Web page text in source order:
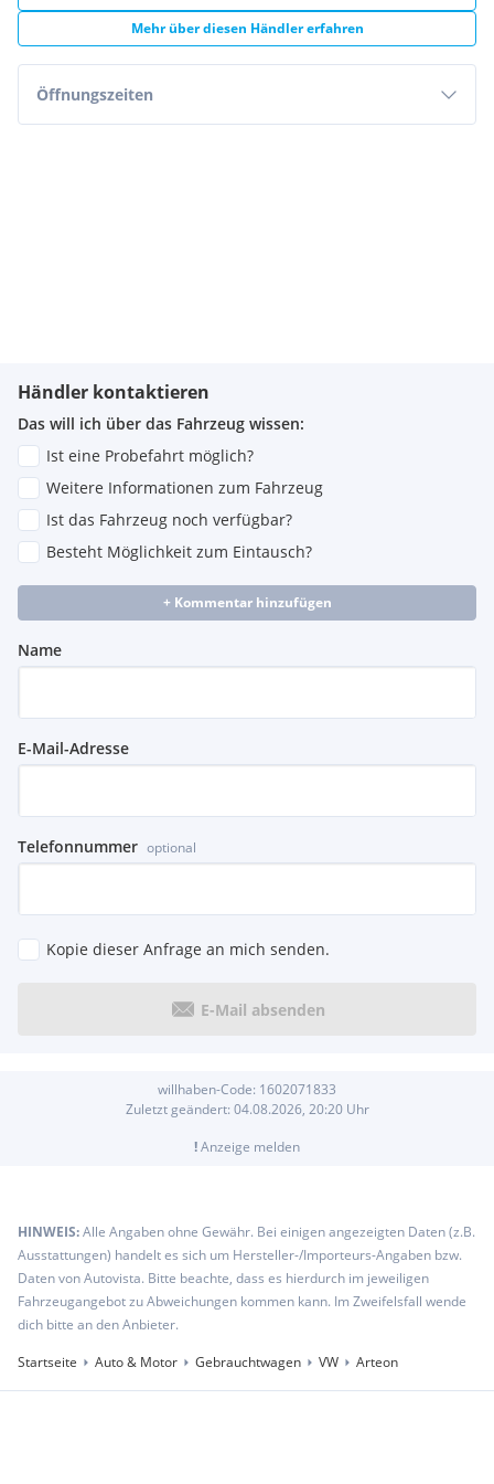
Verbandtasche - Warndreieck und Warnweste
Winterpaket
360° Innenpanorama und XXL-Fotos unter
Vorbehaltlich Zwischenverkauf. Eingabefehler sind
ausdrücklich vorbehalten.
Extras:
Aut LED RADAR NAVI ASSIST TEMP
Mehr über diesen Händler erfahren
Öffnungszeiten
Händler kontaktieren
Das will ich über das Fahrzeug wissen:
Ist eine Probefahrt möglich?
Weitere Informationen zum Fahrzeug
Ist das Fahrzeug noch verfügbar?
Besteht Möglichkeit zum Eintausch?
+ Kommentar hinzufügen
Name
E-Mail-Adresse
Telefonnummer optional
Kopie dieser Anfrage an mich senden.
E-Mail absenden
willhaben-Code: 1602071833
Zuletzt geändert: 04.08.2026, 20:20Uhr
!Anzeige melden
HINWEIS:Alle Angaben ohne Gewähr. Bei einigen angezeigten Daten (z.B.
Ausstattungen) handelt es sich um Hersteller-/Importeurs-Angaben bzw.
Daten von Autovista. Bitte beachte, dass es hierdurch im jeweiligen
Fahrzeugangebot zu Abweichungen kommen kann. Im Zweifelsfall wende
dich bitte an den Anbieter.
Startseite
Auto & Motor Gebrauchtwagen VW Arteon